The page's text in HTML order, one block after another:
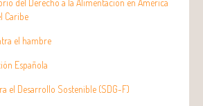
Caribe
el hambre
Española
el Desarrollo Sostenible (SDG-F)